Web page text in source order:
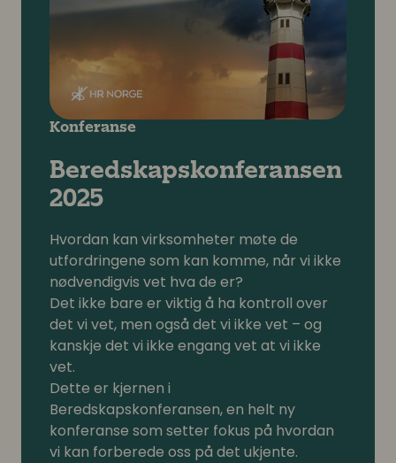
Konferanse
Beredskapskonferansen
2025
Hvordan kan virksomheter møte de
utfordringene som kan komme, når vi ikke
nødvendigvis vet hva de er?
Det ikke bare er viktig å ha kontroll over
det vi vet, men også det vi ikke vet – og
kanskje det vi ikke engang vet at vi ikke
vet.
Dette er kjernen i
Beredskapskonferansen, en helt ny
konferanse som setter fokus på hvordan
vi kan forberede oss på det ukjente.